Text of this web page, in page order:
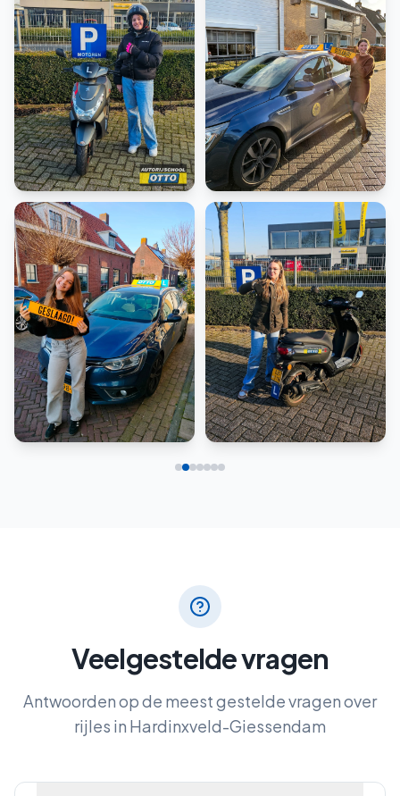
Scooter Rijbewijs B
Scooter
Veelgestelde vragen
Antwoorden op de meest gestelde vragen over
rijles in Hardinxveld-Giessendam